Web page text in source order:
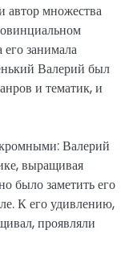
автор множества
его занимала
Валерий был
и тематик, и
Валерий
выращивая
было заметить его
К его удивлению,
проявляли